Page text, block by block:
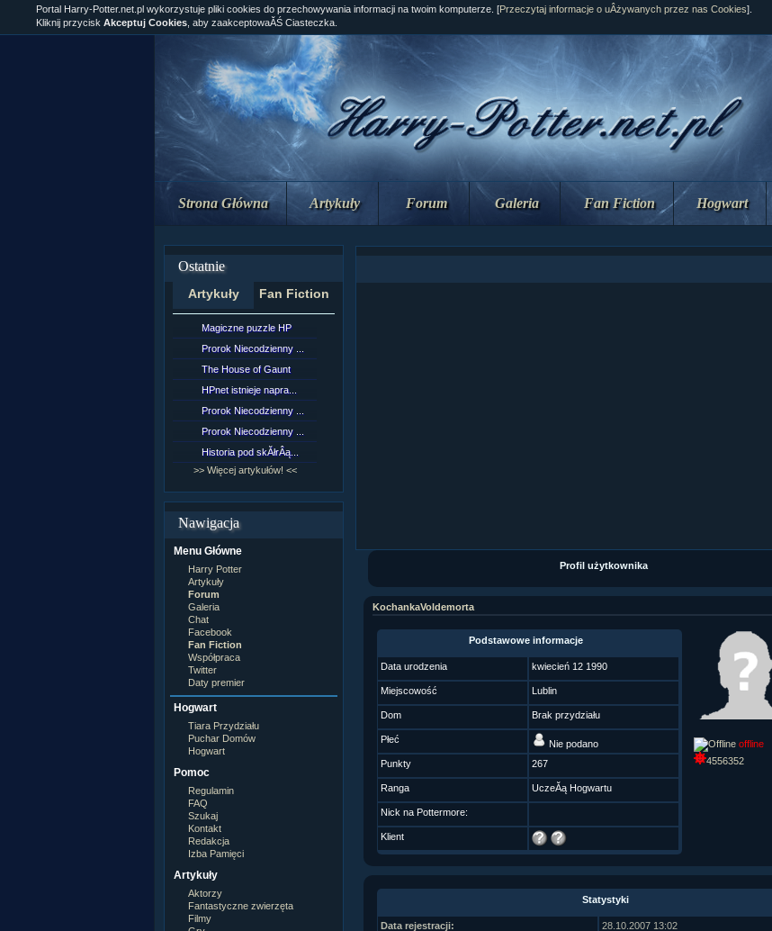
Strona Główna Artykuły Forum Galeria Fan Fiction Hogwart
Ostatnie
Artykuły Fan Fiction
Magiczne puzzle HP
Prorok Niecodzienny ...
The House of Gaunt
HPnet istnieje napra...
Prorok Niecodzienny ...
Prorok Niecodzienny ...
Historia pod skĂłrÂą...
>> Więcej artykułów! <<
Nawigacja
Menu Główne
Harry Potter
Artykuły
Forum
Galeria
Chat
Facebook
Fan Fiction
Współpraca
Twitter
Daty premier
Hogwart
Tiara Przydziału
Puchar Domów
Hogwart
Pomoc
Regulamin
FAQ
Szukaj
Kontakt
Redakcja
Izba Pamięci
Artykuły
Aktorzy
Fantastyczne zwierzęta
Filmy
Portal Harry-Potter.net.pl wykorzystuje pliki cookies do przechowywania informacji na twoim komputerze. [Przeczytaj informacje o uÂżywanych przez nas Cookies].
Kliknij przycisk Akceptuj Cookies , aby zaakceptowaĂŚ Ciasteczka.
Profil użytkownika
KochankaVoldemorta
Podstawowe informacje
Data urodzenia kwiecień 12 1990
Miejscowość Lublin
Dom Brak przydziału
Płeć
Nie podano
Punkty
267
Ranga UczeĂą Hogwartu
Nick na Pottermore:
Klient
offline
4556352
Statystyki
Data rejestracji: 28.10.2007 13:02